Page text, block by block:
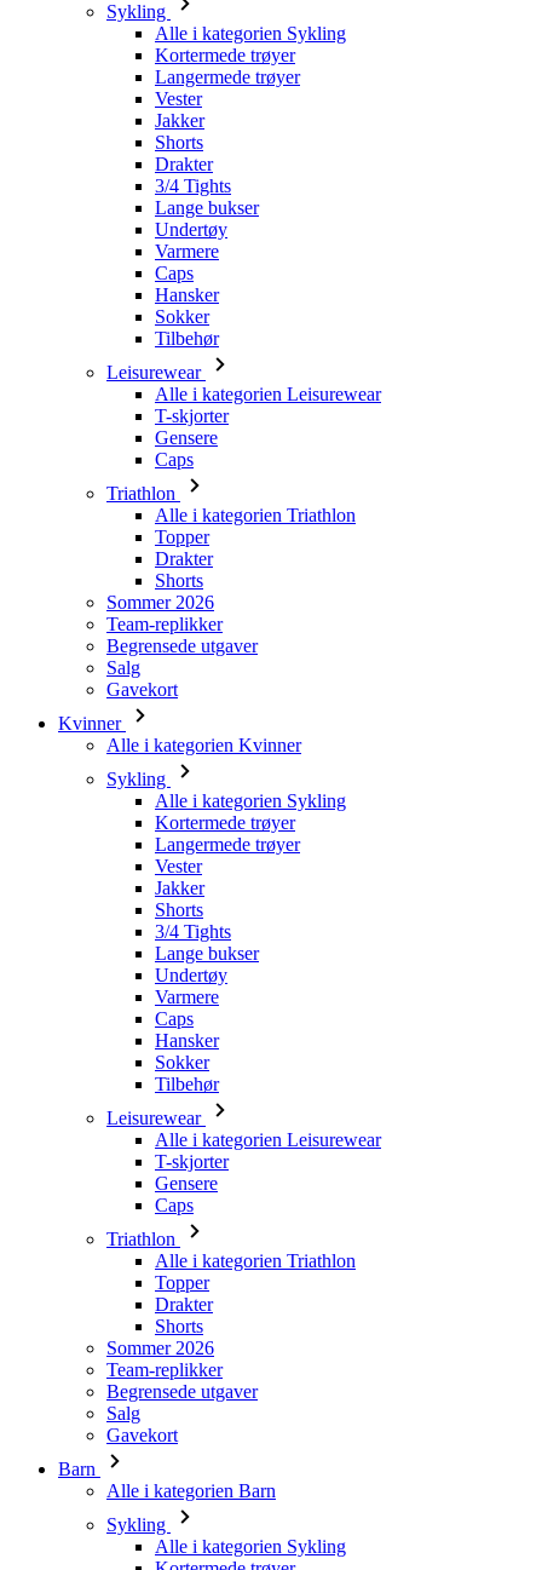
Sykling
Alle i kategorien Sykling
Kortermede trøyer
Langermede trøyer
Vester
Jakker
Shorts
Drakter
3/4 Tights
Lange bukser
Undertøy
Varmere
Caps
Hansker
Sokker
Tilbehør
Leisurewear
Alle i kategorien Leisurewear
T-skjorter
Gensere
Caps
Triathlon
Alle i kategorien Triathlon
Topper
Drakter
Shorts
Sommer 2026
Team-replikker
Begrensede utgaver
Salg
Gavekort
Kvinner
Alle i kategorien Kvinner
Sykling
Alle i kategorien Sykling
Kortermede trøyer
Langermede trøyer
Vester
Jakker
Shorts
3/4 Tights
Lange bukser
Undertøy
Varmere
Caps
Hansker
Sokker
Tilbehør
Leisurewear
Alle i kategorien Leisurewear
T-skjorter
Gensere
Caps
Triathlon
Alle i kategorien Triathlon
Topper
Drakter
Shorts
Sommer 2026
Team-replikker
Begrensede utgaver
Salg
Gavekort
Barn
Alle i kategorien Barn
Sykling
Alle i kategorien Sykling